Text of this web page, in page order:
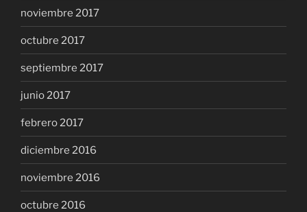
noviembre 2017
octubre 2017
septiembre 2017
junio 2017
febrero 2017
diciembre 2016
noviembre 2016
octubre 2016